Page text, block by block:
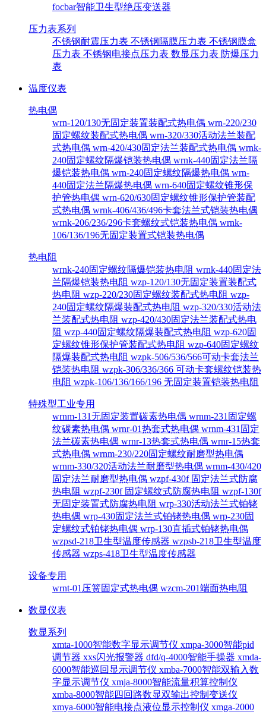
focbar智能卫生型绝压变送器
压力表系列
不锈钢耐震压力表 不锈钢隔膜压力表 不锈钢膜盒
压力表 不锈钢电接点压力表 数显压力表 防爆压力
表
温度仪表
热电偶
wrn-120/130无固定装置装配式热电偶 wrn-220/230
固定螺纹装配式热电偶 wrn-320/330活动法兰装配
式热电偶 wrn-420/430固定法兰装配式热电偶 wrnk-
240固定螺纹隔爆铠装热电偶 wrnk-440固定法兰隔
爆铠装热电偶 wrn-240固定螺纹隔爆热电偶 wrn-
440固定法兰隔爆热电偶 wrn-640固定螺纹锥形保
护管热电偶 wrn-620/630固定螺纹锥形保护管装配
式热电偶 wrnk-406/436/496卡套法兰式铠装热电偶
wrnk-206/236/296卡套螺纹式铠装热电偶 wrnk-
106/136/196无固定装置式铠装热电偶
热电阻
wrnk-240固定螺纹隔爆铠装热电阻 wrnk-440固定法
兰隔爆铠装热电阻 wzp-120/130无固定装置装配式
热电阻 wzp-220/230固定螺纹装配式热电阻 wzp-
240固定螺纹隔爆装配式热电阻 wzp-320/330活动法
兰装配式热电阻 wzp-420/430固定法兰装配式热电
阻 wzp-440固定螺纹隔爆装配式热电阻 wzp-620固
定螺纹锥形保护管装配式热电阻 wzp-640固定螺纹
隔爆装配式热电阻 wzpk-506/536/566可动卡套法兰
铠装热电阻 wzpk-306/336/366 可动卡套螺纹铠装热
电阻 wzpk-106/136/166/196 无固定装置铠装热电阻
特殊型工业专用
wrnm-131无固定装置碳素热电偶 wrnm-231固定螺
纹碳素热电偶 wrnr-01热套式热电偶 wrnm-431固定
法兰碳素热电偶 wrnr-13热套式热电偶 wrnr-15热套
式热电偶 wrnm-230/220固定螺纹耐磨型热电偶
wrnm-330/320活动法兰耐磨型热电偶 wrnm-430/420
固定法兰耐磨型热电偶 wzpf-430f 固定法兰式防腐
热电阻 wzpf-230f 固定螺纹式防腐热电阻 wzpf-130f
无固定装置式防腐热电阻 wrp-330活动法兰式铂铑
热电偶 wrp-430固定法兰式铂铑热电偶 wrp-230固
定螺纹式铂铑热电偶 wrp-130直插式铂铑热电偶
wzpsd-218卫生型温度传感器 wzpsb-218卫生型温度
传感器 wzps-418卫生型温度传感器
设备专用
wrnt-01压簧固定式热电偶 wzcm-201端面热电阻
数显仪表
数显系列
xmta-1000智能数字显示调节仪 xmpa-3000智能pid
调节器 xxs闪光报警器 dfd/q-4000智能手操器 xmda-
6000智能巡回显示调节仪 xmba-7000智能双输入数
字显示调节仪 xmja-8000智能流量积算控制仪
xmba-8000智能四回路数显双输出控制变送仪
xmya-6000智能电接点液位显示控制仪 xmga-2000